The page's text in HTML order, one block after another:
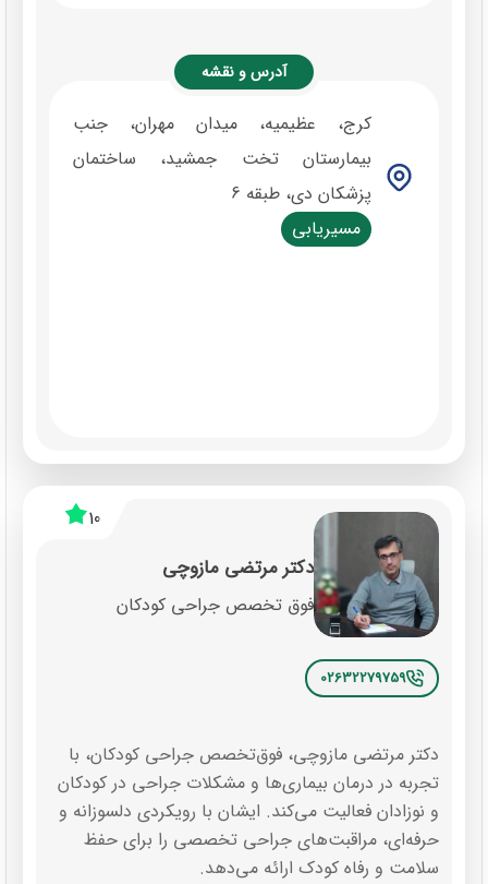
آدرس و نقشه
کرج، عظیمیه، میدان مهران، جنب
بیمارستان تخت جمشید، ساختمان
پزشکان دی، طبقه 6
مسیریابی
10
دکتر مرتضی مازوچی
فوق تخصص جراحی کودکان
02632279759
دکتر مرتضی مازوچی، فوق‌تخصص جراحی کودکان، با
تجربه در درمان بیماری‌ها و مشکلات جراحی در کودکان
و نوزادان فعالیت می‌کند. ایشان با رویکردی دلسوزانه و
حرفه‌ای، مراقبت‌های جراحی تخصصی را برای حفظ
سلامت و رفاه کودک ارائه می‌دهد.